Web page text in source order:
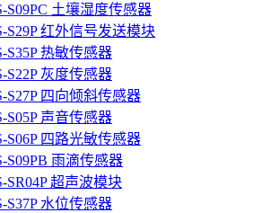
S09PC 土壤湿度传感器
S29P 红外信号发送模块
S35P 热敏传感器
S22P 灰度传感器
S27P 四向倾斜传感器
S05P 声音传感器
S06P 四路光敏传感器
S09PB 雨滴传感器
SR04P 超声波模块
S37P 水位传感器